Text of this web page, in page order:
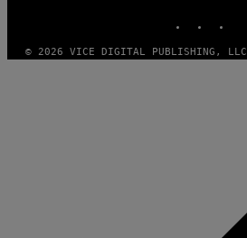
© 2026 VICE DIGITAL PUBLISHING, LLC